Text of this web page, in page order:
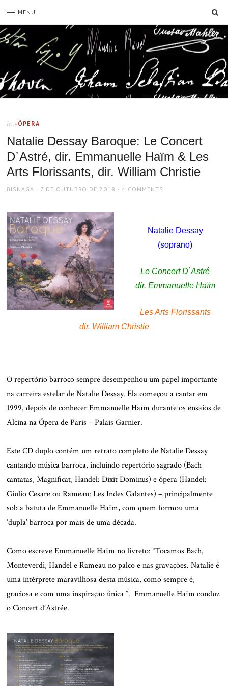
MENU
In -ÓPERA
Natalie Dessay Baroque: Le Concert
D`Astré, dir. Emmanuelle Haïm & Les
Arts Florissants, dir. William Christie
AUTHOR
BISNAGA
POSTED
7 DE OUTUBRO DE 2018 4 COMMENTS
Natalie Dessay
(soprano)
Le Concert D`Astré
dir. Emmanuelle Haïm
Les Arts Florissants
dir. William Christie
O repertório barroco sempre desempenhou um papel importante
na carreira estelar de Natalie Dessay. Ela começou a cantar em
1999, depois de conhecer Emmanuelle Haïm durante os ensaios de
Alcina na Ópera de Paris – Palais Garnier.
Este CD duplo contém um retrato completo de Natalie Dessay
cantando música barroca, incluindo repertório sagrado (Bach
cantatas, Magnificat, Handel: Dixit Dominus) e ópera (Handel:
Giulio Cesare ou Rameau: Les Indes Galantes) – principalmente
sob a batuta de Emmanuelle Haïm, com quem formou uma
‘dupla’ barroca por mais de uma década.
Como escreve Emmanuelle Haïm no livreto: “Tocamos Bach,
Monteverdi, Handel e Rameau no palco e nas gravações. Natalie é
uma intérprete maravilhosa desta música, como sempre é,
graciosa e com uma inspiração única ”. Emmanuelle Haïm conduz
o Concert d’Astrée.